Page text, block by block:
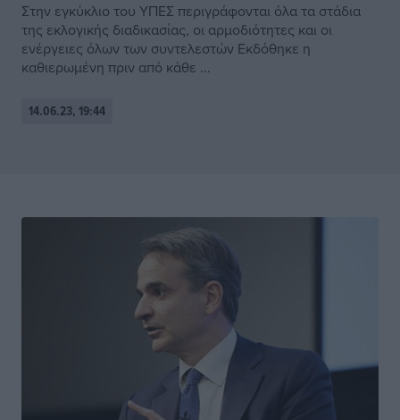
Στην εγκύκλιο του ΥΠΕΣ περιγράφονται όλα τα στάδια
της εκλογικής διαδικασίας, οι αρμοδιότητες και οι
ενέργειες όλων των συντελεστών Εκδόθηκε η
καθιερωμένη πριν από κάθε ...
14.06.23, 19:44